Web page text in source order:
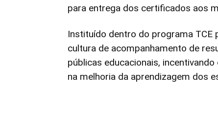
para entrega dos certificados aos
Instituído dentro do programa TCE
cultura de acompanhamento de
públicas educacionais,
na melhoria da aprendizagem dos